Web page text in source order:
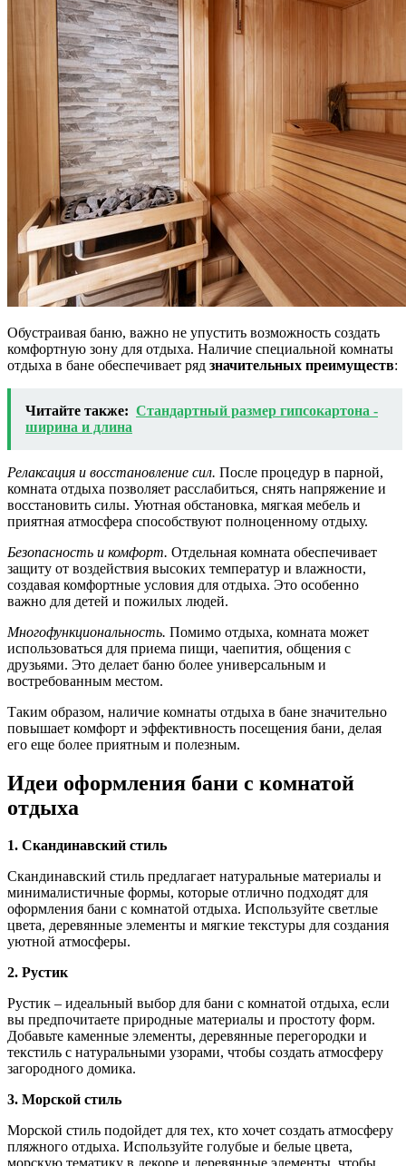
Обустраивая баню, важно не упустить возможность создать
комфортную зону для отдыха. Наличие специальной комнаты
отдыха в бане обеспечивает ряд значительных преимуществ:
Читайте также: Стандартный размер гипсокартона -
ширина и длина
Релаксация и восстановление сил. После процедур в парной,
комната отдыха позволяет расслабиться, снять напряжение и
восстановить силы. Уютная обстановка, мягкая мебель и
приятная атмосфера способствуют полноценному отдыху.
Безопасность и комфорт. Отдельная комната обеспечивает
защиту от воздействия высоких температур и влажности,
создавая комфортные условия для отдыха. Это особенно
важно для детей и пожилых людей.
Многофункциональность. Помимо отдыха, комната может
использоваться для приема пищи, чаепития, общения с
друзьями. Это делает баню более универсальным и
востребованным местом.
Таким образом, наличие комнаты отдыха в бане значительно
повышает комфорт и эффективность посещения бани, делая
его еще более приятным и полезным.
Идеи оформления бани с комнатой
отдыха
1. Скандинавский стиль
Скандинавский стиль предлагает натуральные материалы и
минималистичные формы, которые отлично подходят для
оформления бани с комнатой отдыха. Используйте светлые
цвета, деревянные элементы и мягкие текстуры для создания
уютной атмосферы.
2. Рустик
Рустик – идеальный выбор для бани с комнатой отдыха, если
вы предпочитаете природные материалы и простоту форм.
Добавьте каменные элементы, деревянные перегородки и
текстиль с натуральными узорами, чтобы создать атмосферу
загородного домика.
3. Морской стиль
Морской стиль подойдет для тех, кто хочет создать атмосферу
пляжного отдыха. Используйте голубые и белые цвета,